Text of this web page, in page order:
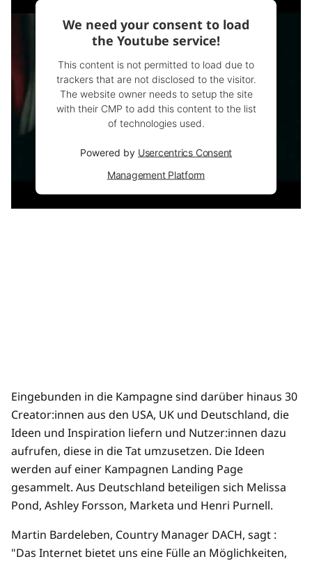
We need your consent to load
the Youtube service!
This content is not permitted to load due to
trackers that are not disclosed to the visitor.
The website owner needs to setup the site
with their CMP to add this content to the list
of technologies used.
Powered by Usercentrics Consent
Management Platform
Eingebunden in die Kampagne sind darüber hinaus 30
Creator:innen aus den USA, UK und Deutschland, die
Ideen und Inspiration liefern und Nutzer:innen dazu
aufrufen, diese in die Tat umzusetzen. Die Ideen
werden auf einer Kampagnen Landing Page
gesammelt. Aus Deutschland beteiligen sich Melissa
Pond, Ashley Forsson, Marketa und Henri Purnell.
Martin Bardeleben, Country Manager DACH, sagt :
"Das Internet bietet uns eine Fülle an Möglichkeiten,